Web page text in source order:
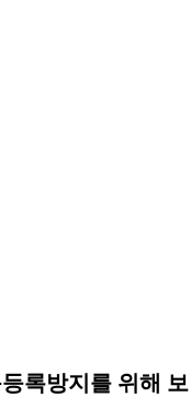
록방지를 위해